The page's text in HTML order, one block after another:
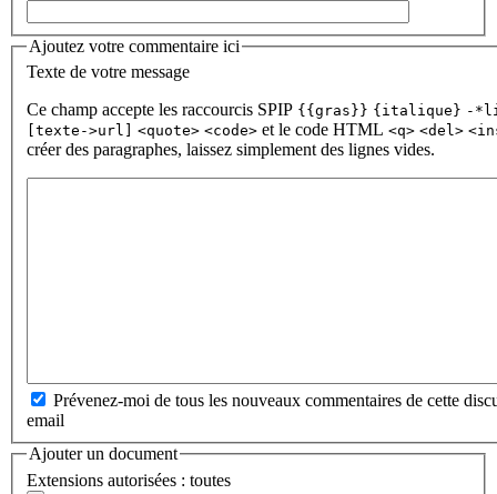
Ajoutez votre commentaire ici
Texte de votre message
Ce champ accepte les raccourcis SPIP {{gras}} {italique} -
[texte->url]
<quote> <code> et le code HTML <q> <del>
créer des paragraphes, laissez simplement des lignes vides.
Prévenez-moi de tous les nouveaux commentaires de cette
email
Ajouter un document
Extensions autorisées : toutes